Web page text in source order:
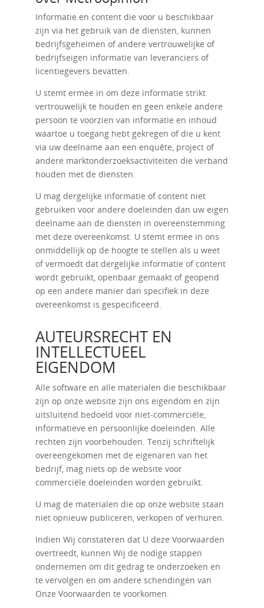
Informatie en content die voor u beschikbaar
zijn via het gebruik van de diensten, kunnen
bedrijfsgeheimen of andere vertrouwelijke of
bedrijfseigen informatie van leveranciers of
licentiegevers bevatten.
U stemt ermee in om deze informatie strikt
vertrouwelijk te houden en geen enkele andere
persoon te voorzien van informatie en inhoud
waartoe u toegang hebt gekregen of die u kent
via uw deelname aan een enquête, project of
andere marktonderzoeksactiviteiten die verband
houden met de diensten.
U mag dergelijke informatie of content niet
gebruiken voor andere doeleinden dan uw eigen
deelname aan de diensten in overeenstemming
met deze overeenkomst. U stemt ermee in ons
onmiddellijk op de hoogte te stellen als u weet
of vermoedt dat dergelijke informatie of content
wordt gebruikt, openbaar gemaakt of geopend
op een andere manier dan specifiek in deze
overeenkomst is gespecificeerd.
AUTEURSRECHT EN
INTELLECTUEEL
EIGENDOM
Alle software en alle materialen die beschikbaar
zijn op onze website zijn ons eigendom en zijn
uitsluitend bedoeld voor niet-commerciële,
informatieve en persoonlijke doeleinden. Alle
rechten zijn voorbehouden. Tenzij schriftelijk
overeengekomen met de eigenaren van het
bedrijf, mag niets op de website voor
commerciële doeleinden worden gebruikt.
U mag de materialen die op onze website staan ​​
niet opnieuw publiceren, verkopen of verhuren.
Indien Wij constateren dat U deze Voorwaarden
overtreedt, kunnen Wij de nodige stappen
ondernemen om dit gedrag te onderzoeken en
te vervolgen en om andere schendingen van
Onze Voorwaarden te voorkomen.